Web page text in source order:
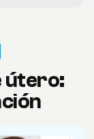
útero: